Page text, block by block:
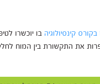
קינסיולוגיה בו יוכשרו
את התקשורת בין המוח